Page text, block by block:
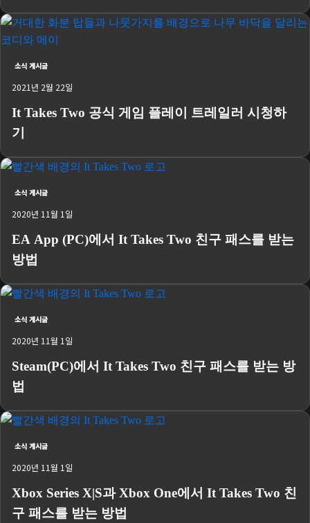
소식 게시글
2021년 2월 22일
It Takes Two 공식 게임 플레이 트레일러 시청하
기
소식 게시글
2020년 11월 1일
EA App (PC)에서 It Takes Two 친구 패스를 받는
방법
소식 게시글
2020년 11월 1일
Steam(PC)에서 It Takes Two 친구 패스를 받는 방
법
소식 게시글
2020년 11월 1일
Xbox Series X|S과 Xbox One에서 It Takes Two 친
구 패스를 받는 방법